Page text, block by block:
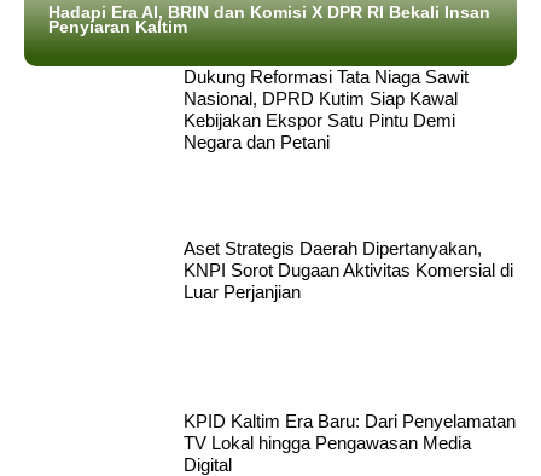
Hadapi Era AI, BRIN dan Komisi X DPR RI Bekali Insan
Penyiaran Kaltim
Dukung Reformasi Tata Niaga Sawit
Nasional, DPRD Kutim Siap Kawal
Kebijakan Ekspor Satu Pintu Demi
Negara dan Petani
Aset Strategis Daerah Dipertanyakan,
KNPI Sorot Dugaan Aktivitas Komersial di
Luar Perjanjian
KPID Kaltim Era Baru: Dari Penyelamatan
TV Lokal hingga Pengawasan Media
Digital